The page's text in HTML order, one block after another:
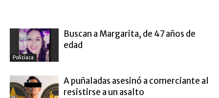
Policiaca
Buscan a Margarita, de 47 años de
edad
A puñaladas asesinó a comerciante al
resistirse a un asalto